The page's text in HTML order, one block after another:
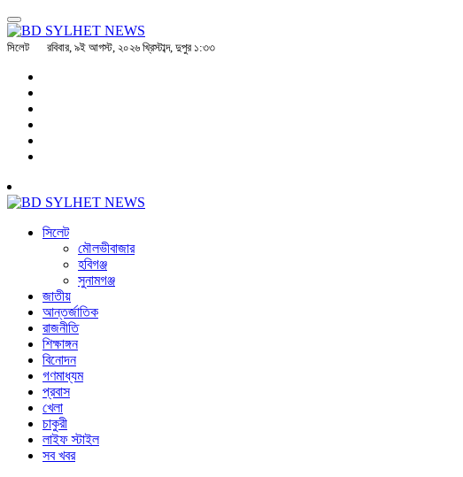
সিলেট রবিবার, ৯ই আগস্ট, ২০২৬ খ্রিস্টাব্দ, দুপুর ১:৩৩
সিলেট
মৌলভীবাজার
হবিগঞ্জ
সুনামগঞ্জ
জাতীয়
আন্তর্জাতিক
রাজনীতি
শিক্ষাঙ্গন
বিনোদন
গণমাধ্যম
প্রবাস
খেলা
চাকুরী
লাইফ স্টাইল
সব খবর